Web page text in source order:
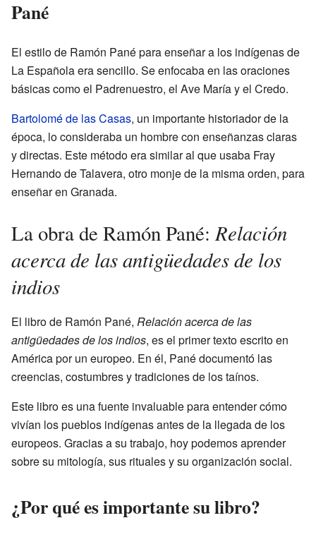
Pané
El estilo de Ramón Pané para enseñar a los indígenas de
La Española era sencillo. Se enfocaba en las oraciones
básicas como el Padrenuestro, el Ave María y el Credo.
Bartolomé de las Casas, un importante historiador de la
época, lo consideraba un hombre con enseñanzas claras
y directas. Este método era similar al que usaba Fray
Hernando de Talavera, otro monje de la misma orden, para
enseñar en Granada.
La obra de Ramón Pané:Relación
acerca de las antigüedades de los
indios
El libro de Ramón Pané, Relación acerca de las
antigüedades de los indios, es el primer texto escrito en
América por un europeo. En él, Pané documentó las
creencias, costumbres y tradiciones de los taínos.
Este libro es una fuente invaluable para entender cómo
vivían los pueblos indígenas antes de la llegada de los
europeos. Gracias a su trabajo, hoy podemos aprender
sobre su mitología, sus rituales y su organización social.
¿Por qué es importante su libro?